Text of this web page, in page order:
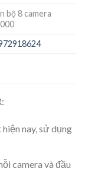
bộ 8 camera
nay, sử dụng
camera và đầu